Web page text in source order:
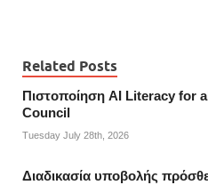
Related Posts
Πιστοποίηση AI Literacy for
Council
Tuesday July 28th, 2026
Διαδικασία υποβολής